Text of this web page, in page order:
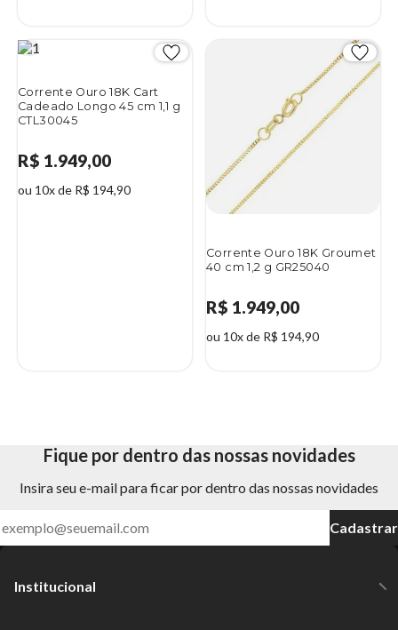
Corrente Ouro 18K Cart
Cadeado Longo 45 cm 1,1 g
CTL30045
R$ 1.949,00
ou 10x de R$ 194,90
Corrente Ouro 18K Groumet
40 cm 1,2 g GR25040
R$ 1.949,00
ou 10x de R$ 194,90
Fique por dentro das nossas novidades
Insira seu e-mail para ficar por dentro das nossas novidades
Cadastrar
Institucional